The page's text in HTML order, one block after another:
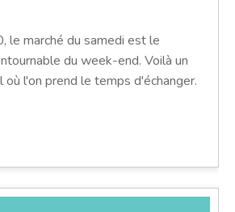
le marché du samedi est le
du week-end. Voilà un
où l'on prend le temps d'échanger.